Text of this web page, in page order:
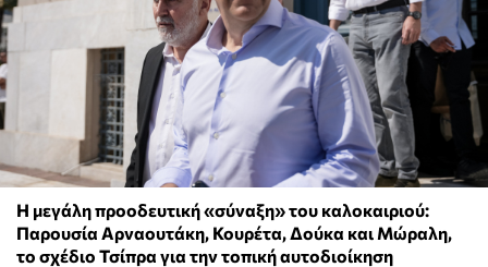
Η μεγάλη προοδευτική «σύναξη» του καλοκαιριού:
Παρουσία Αρναουτάκη, Κουρέτα, Δούκα και Μώραλη,
το σχέδιο Τσίπρα για την τοπική αυτοδιοίκηση